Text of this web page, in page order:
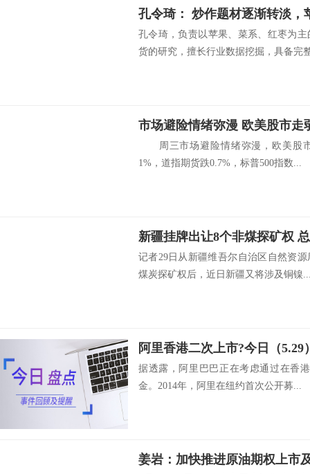
孔令琦，负责以苹果、菜系、红枣为
货的研究，擅长行业数据挖掘，具备完
市场避险情绪弥漫 欧美股市走
周三市场避险情绪弥漫，欧美股
1%，道指期货跌0.7%，标普500指数...
新疆挂牌出让8个非煤探矿权
记者29日从新疆维吾尔自治区自然资
煤炭探矿权后，近日新疆又将涉及铜镍
据透露，阿里巴巴正在考虑通过在香
金。2014年，阿里在纽约首次公开募...